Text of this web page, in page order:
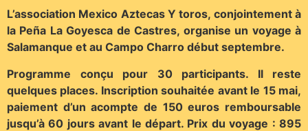
L’association Mexico Aztecas Y toros, conjointement à
la Peña La Goyesca de Castres, organise un voyage à
Salamanque et au Campo Charro début septembre.
Programme conçu pour 30 participants. Il reste
quelques places. Inscription souhaitée avant le 15 mai,
paiement d’un acompte de 150 euros remboursable
jusqu’à 60 jours avant le départ. Prix du voyage : 895